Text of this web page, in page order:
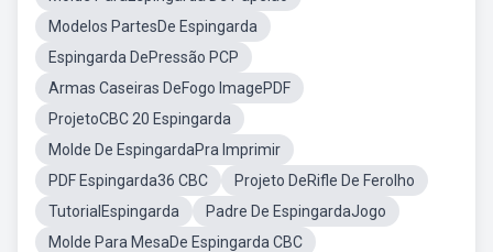
Modelos PartesDe Espingarda
Espingarda DePressão PCP
Armas Caseiras DeFogo ImagePDF
ProjetoCBC 20 Espingarda
Molde De EspingardaPra Imprimir
PDF Espingarda36 CBC
Projeto DeRifle De Ferolho
TutorialEspingarda
Padre De EspingardaJogo
Molde Para MesaDe Espingarda CBC